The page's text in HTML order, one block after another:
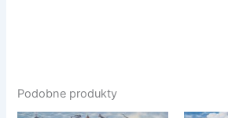
Podobne produkty